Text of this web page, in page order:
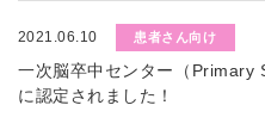
2021.06.10 患者さん向け
一次脳卒中センター（Primary
に認定されました！